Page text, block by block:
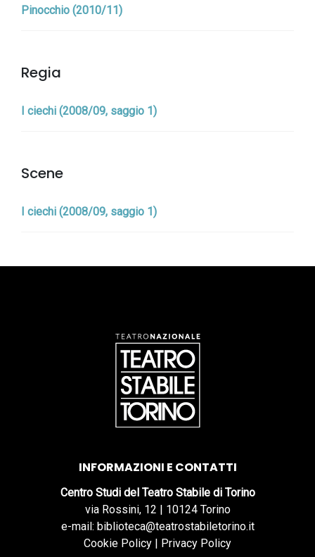
Pinocchio (2010/11)
Regia
I ciechi (2008/09, saggio 1)
Scene
I ciechi (2008/09, saggio 1)
INFORMAZIONI E CONTATTI
Centro Studi del Teatro Stabile di Torino
via Rossini, 12 | 10124 Torino
e-mail: biblioteca@teatrostabiletorino.it
Cookie Policy | Privacy Policy